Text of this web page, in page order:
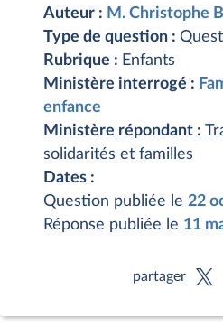
Auteur : M. Christophe
Type de question :
Rubrique : Enfants
Ministère interrogé :
enfance
Ministère répondant :
solidarités et familles
Dates :
Question publiée le 22
Réponse publiée le 11
partager